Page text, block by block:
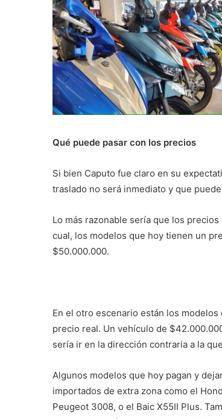
Qué puede pasar con los precios
Si bien Caputo fue claro en su
traslado no será inmediato y que
Lo más razonable sería que los
cual, los modelos que hoy tienen un
$50.000.000.
En el otro escenario están los
precio real. Un vehículo de
sería ir en la dirección contraria a la
Algunos modelos que hoy pagan y
importados de extra zona como el
Peugeot 3008, o el Baic X55II Plus.